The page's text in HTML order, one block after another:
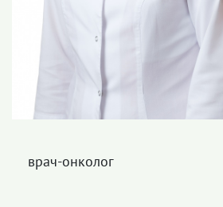
врач-онколог